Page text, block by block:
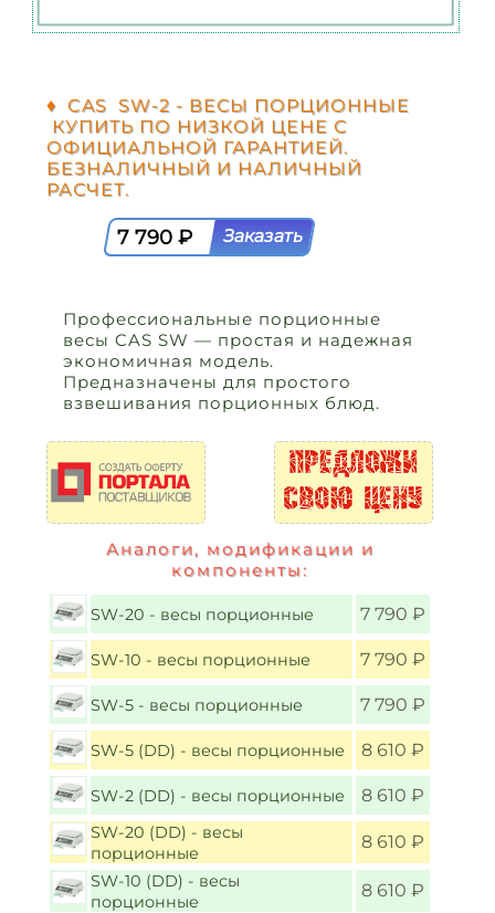
♦ CAS SW-2 - ВЕСЫ ПОРЦИОННЫЕ
КУПИТЬ ПО НИЗКОЙ ЦЕНЕ С
ОФИЦИАЛЬНОЙ ГАРАНТИЕЙ.
БЕЗНАЛИЧНЫЙ И НАЛИЧНЫЙ
РАСЧЕТ.
7 790 ₽
Профессиональные порционные
весы CAS SW — простая и надежная
экономичная модель.
Предназначены для простого
взвешивания порционных блюд.
Аналоги, модификации и
компоненты:
SW-20 - весы порционные 7 790 ₽
SW-10 - весы порционные 7 790 ₽
SW-5 - весы порционные 7 790 ₽
SW-5 (DD) - весы порционные 8 610 ₽
SW-2 (DD) - весы порционные 8 610 ₽
SW-20 (DD) - весы
порционные
8 610 ₽
SW-10 (DD) - весы
порционные
8 610 ₽